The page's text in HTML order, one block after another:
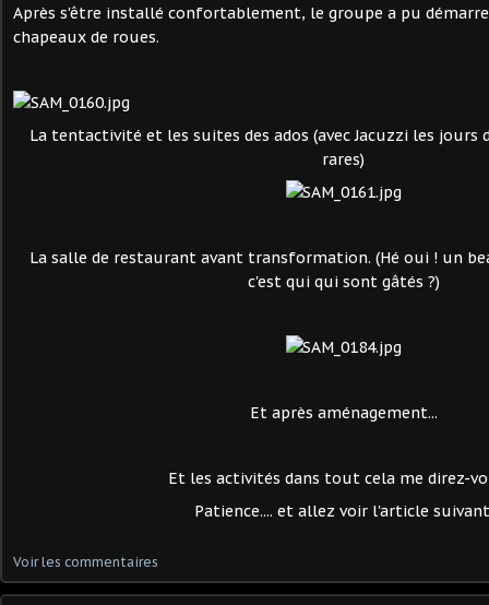
Après s'être installé confortablement, le groupe a pu
chapeaux de roues.
La tentactivité et les suites des ados (avec Jacuzzi les jours
rares)
La salle de restaurant avant transformation. (Hé oui ! un
c'est qui qui sont gâtés ?)
Et après aménagement...
Et les activités dans tout cela me direz-
Patience.... et allez voir l'article
Voir les commentaires